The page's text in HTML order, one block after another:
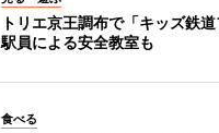
トリエ京王調布で「キッズ鉄
駅員による安全教室も
食べる